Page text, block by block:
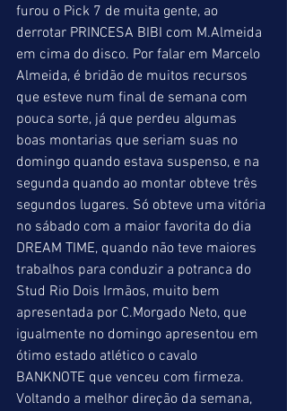
furou o Pick 7 de muita gente, ao
derrotar PRINCESA BIBI com M.Almeida
em cima do disco. Por falar em Marcelo
Almeida, é bridão de muitos recursos
que esteve num final de semana com
pouca sorte, já que perdeu algumas
boas montarias que seriam suas no
domingo quando estava suspenso, e na
segunda quando ao montar obteve três
segundos lugares. Só obteve uma vitória
no sábado com a maior favorita do dia
DREAM TIME, quando não teve maiores
trabalhos para conduzir a potranca do
Stud Rio Dois Irmãos, muito bem
apresentada por C.Morgado Neto, que
igualmente no domingo apresentou em
ótimo estado atlético o cavalo
BANKNOTE que venceu com firmeza.
Voltando a melhor direção da semana,